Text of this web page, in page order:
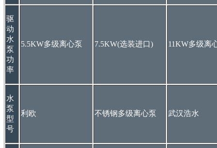
驱
动
水
泵
功
率
5.5KW多级离心泵 7.5KW(选装进口) 11KW多级离
水
泵
型
号
利欧 不锈钢多级离心泵 武汉浩水